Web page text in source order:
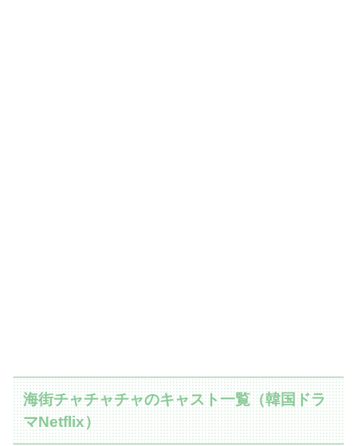
海街チャチャチャのキャスト一覧（韓国ドラ
マNetflix）